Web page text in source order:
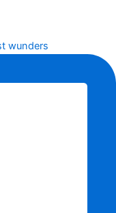
wunders